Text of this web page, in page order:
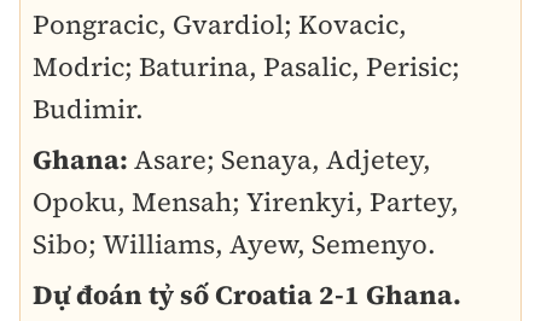
Pongracic, Gvardiol; Kovacic,
Modric; Baturina, Pasalic, Perisic;
Budimir.
Ghana: Asare; Senaya, Adjetey,
Opoku, Mensah; Yirenkyi, Partey,
Sibo; Williams, Ayew, Semenyo.
Dự đoán tỷ số Croatia 2-1 Ghana.